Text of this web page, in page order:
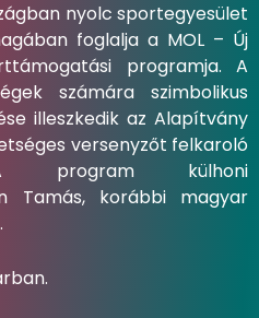
nyolc sportegyesület
foglalja a MOL – Új
programja. A
számára szimbolikus
illeszkedik az Alapítvány
versenyzőt felkaroló
A program külhoni
Tamás, korábbi magyar
.